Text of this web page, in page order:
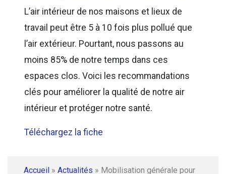
L’air intérieur de nos maisons et lieux de
travail peut être 5 à 10 fois plus pollué que
l’air extérieur. Pourtant, nous passons au
moins 85% de notre temps dans ces
espaces clos. Voici les recommandations
clés pour améliorer la qualité de notre air
intérieur et protéger notre santé.
Téléchargez la fiche
Accueil » Actualités » Mobilisation générale pour